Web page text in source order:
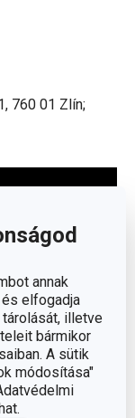
annak
elfogadja
illetve
bármikor
A sütik
módosítása"
760 01 Zlín;